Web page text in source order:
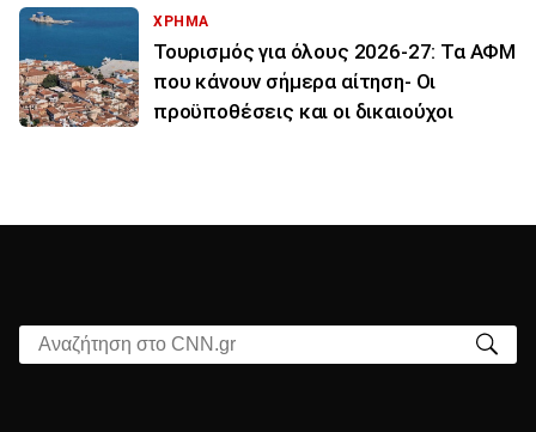
ΧΡΗΜΑ
Τουρισμός για όλους 2026-27: Τα ΑΦΜ
που κάνουν σήμερα αίτηση- Οι
προϋποθέσεις και οι δικαιούχοι
Αναζήτηση στο CNN.gr